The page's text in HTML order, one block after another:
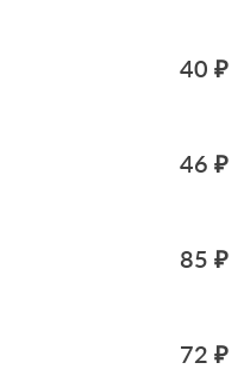
40 ₽
46 ₽
85 ₽
72 ₽